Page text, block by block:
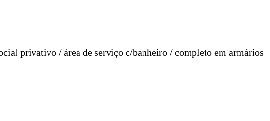
privativo / área de serviço c/banheiro / completo em armários